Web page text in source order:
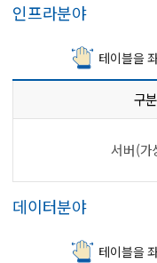
인프라분야
테이블을
구분
서버(가
데이터분야
테이블을